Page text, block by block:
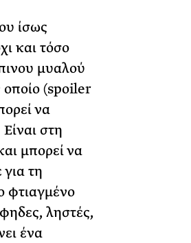
ίσως
και τόσο
μυαλού
οποίο (spoiler
να
στη
μπορεί να
τη
φτιαγμένο
ληστές,
ένα